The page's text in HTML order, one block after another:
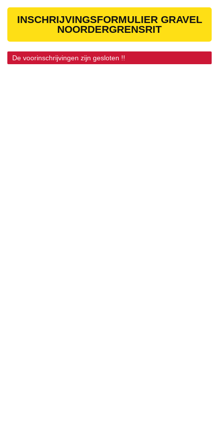
INSCHRIJVINGSFORMULIER GRAVEL
NOORDERGRENSRIT
De voorinschrijvingen zijn gesloten !!